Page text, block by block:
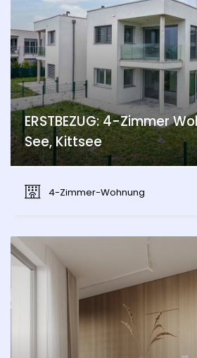
ERSTBEZUG: 4-Zimmer
See, Kittsee
4-Zimmer-Wohnung